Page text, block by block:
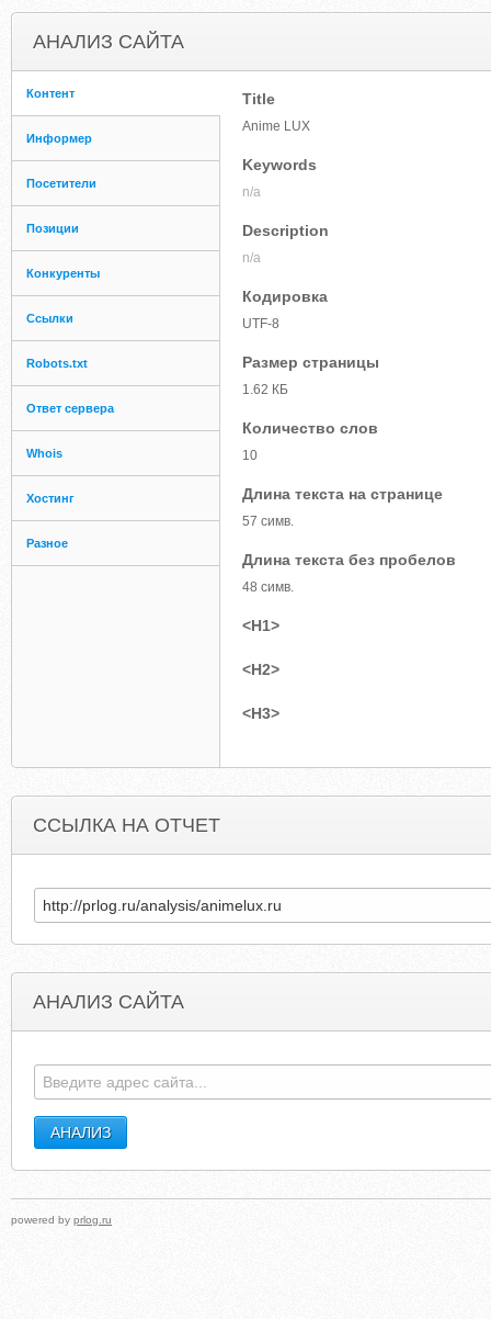
АНАЛИЗ САЙТА
Контент
Информер
Посетители
Позиции
Конкуренты
Ссылки
Robots.txt
Ответ сервера
Whois
Хостинг
Разное
Title
Anime LUX
Keywords
n/a
Description
n/a
Кодировка
UTF-8
Размер страницы
1.62 КБ
Количество слов
10
Длина текста на странице
57 симв.
Длина текста без пробелов
48 симв.
<H1>
<H2>
<H3>
ССЫЛКА НА ОТЧЕТ
АНАЛИЗ САЙТА
powered by prlog.ru